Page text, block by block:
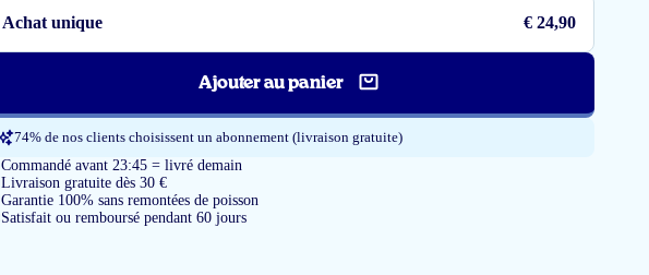
Achat unique € 24,90
Ajouter au panier
74% de nos clients choisissent un abonnement (livraison gratuite)
Commandé avant 23:45 = livré demain
Livraison gratuite dès 30 €
Garantie 100% sans remontées de poisson
Satisfait ou remboursé pendant 60 jours